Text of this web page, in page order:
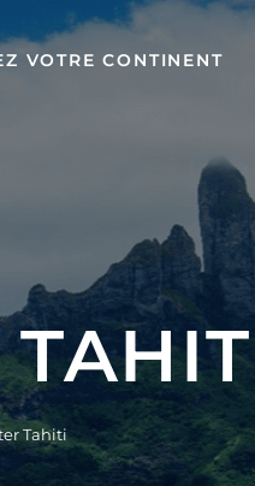
VOTRE CONTINENT
Tahiti